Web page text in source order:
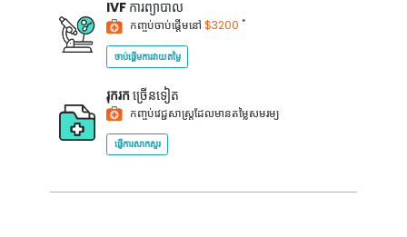
IVF ការព្យាបាល
កញ្ចប់ចាប់ផ្តើមនៅ $3200 *
ចាប់ផ្តើមការវាយតម្លៃ
រុករក ច្រើនទៀត
កញ្ចប់វេជ្ជសាស្ត្រដែលមានតម្លៃសមរម្យ
ផ្ញើការសាកសួរ